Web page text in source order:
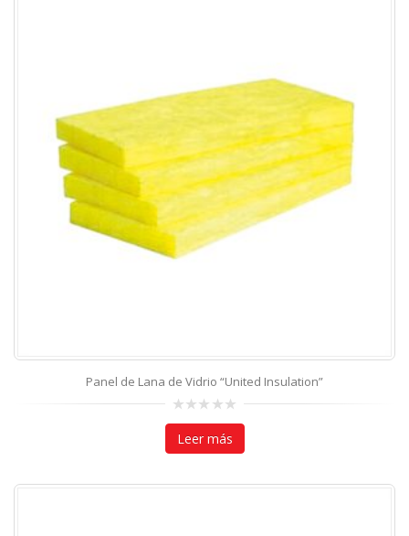
Panel de Lana de Vidrio “United Insulation”
0
out
5
Leer más